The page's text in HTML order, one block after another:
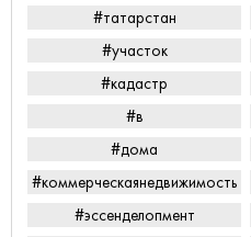
#татарстан
#участок
#кадастр
#в
#дома
#коммерческаянедвижимость
#эссенделопмент